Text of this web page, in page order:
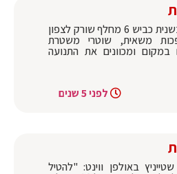
נחסם לתנועה בשנית כביש 6 מחלף שורק לצפון
משאית, שוטרי משטרת
במקום ומכוונים את התנועה
לפני 5 שנים
באולפן ווינט: "להטיל